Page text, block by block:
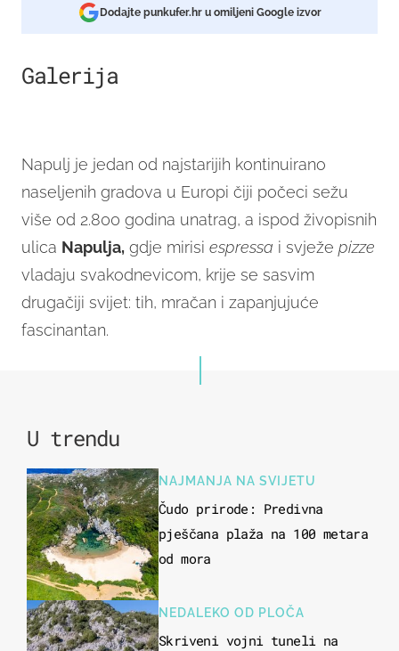
Dodajte punkufer.hr u omiljeni Google izvor
Galerija
Napulj je jedan od najstarijih kontinuirano
naseljenih gradova u Europi čiji počeci sežu
više od 2.800 godina unatrag, a ispod živopisnih
ulica Napulja, gdje mirisi espressa i svježe pizze
vladaju svakodnevicom, krije se sasvim
drugačiji svijet: tih, mračan i zapanjujuće
fascinantan.
U trendu
NAJMANJA NA SVIJETU
Čudo prirode: Predivna
pješčana plaža na 100 metara
od mora
NEDALEKO OD PLOČA
Skriveni vojni tuneli na